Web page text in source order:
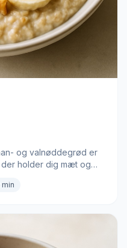
og valnøddegrød er
holder dig mæt og
min